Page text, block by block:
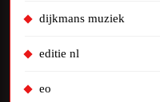
dijkmans muziek
editie nl
eo